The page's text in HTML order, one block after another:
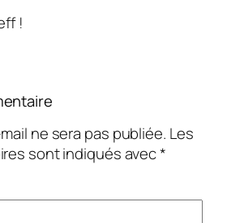
!
ne sera pas publiée. Les
sont indiqués avec*